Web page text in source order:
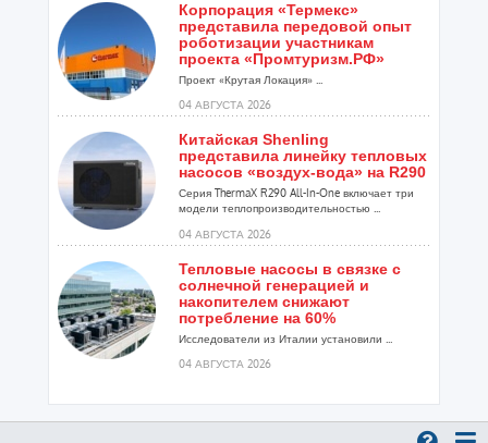
Корпорация «Термекс»
представила передовой опыт
роботизации участникам
проекта «Промтуризм.РФ»
Проект «Крутая Локация» ...
04 АВГУСТА 2026
Китайская Shenling
представила линейку тепловых
насосов «воздух-вода» на R290
Серия ThermaX R290 All-In-One включает три
модели теплопроизводительностью ...
04 АВГУСТА 2026
Тепловые насосы в связке с
солнечной генерацией и
накопителем снижают
потребление на 60%
Исследователи из Италии установили ...
04 АВГУСТА 2026